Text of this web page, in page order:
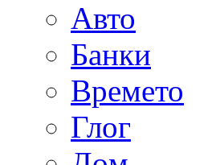
Авто
Банки
Времето
Глог